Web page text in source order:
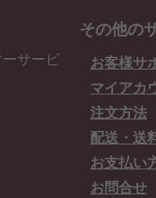
サービ
その他の
お客様サ
マイアカ
注文方法
配送・送
お支払い
お問合せ